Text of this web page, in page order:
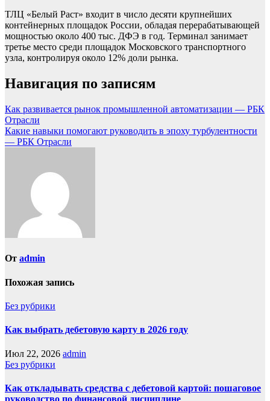
ТЛЦ «Белый Раст» входит в число десяти крупнейших
контейнерных площадок России, обладая перерабатывающей
мощностью около 400 тыс. ДФЭ в год. Терминал занимает
третье место среди площадок Московского транспортного
узла, контролируя около 12% доли рынка.
Навигация по записям
Как развивается рынок промышленной автоматизации — РБК
Отрасли
Какие навыки помогают руководить в эпоху турбулентности
— РБК Отрасли
От admin
Похожая запись
Без рубрики
Как выбрать дебетовую карту в 2026 году
Июл 22, 2026 admin
Без рубрики
Как откладывать средства с дебетовой картой: пошаговое
руководство по финансовой дисциплине